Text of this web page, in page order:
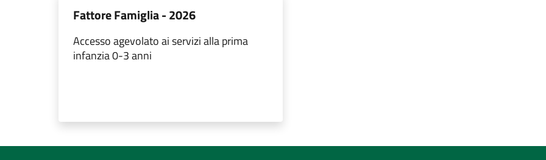
Fattore Famiglia - 2026
Accesso agevolato ai servizi alla prima
infanzia 0-3 anni